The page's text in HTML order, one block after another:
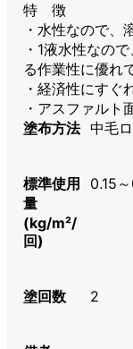
特 徴
・水性なので、
・1液水性なの
る作業性に優れ
・経済性にすぐ
・アスファルト
塗布方法 中毛
標準使用
量
(kg/m²/
回)
0.15
塗回数 2